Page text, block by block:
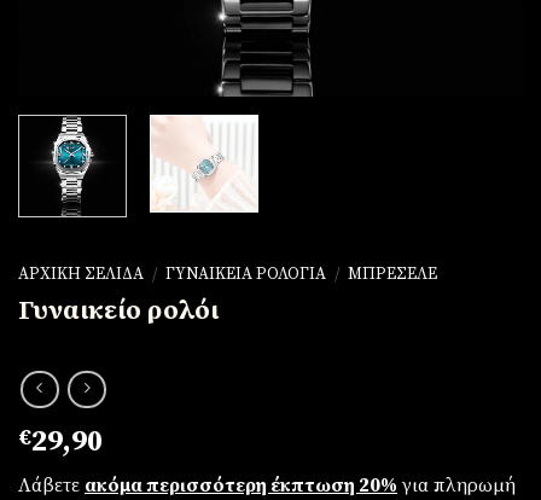
ΑΡΧΙΚΉ ΣΕΛΊΔΑ / ΓΥΝΑΙΚΕΊΑ ΡΟΛΌΓΙΑ / ΜΠΡΕΣΕΛΈ
Γυναικείο ρολόι
€29,90
Λάβετε ακόμα περισσότερη έκπτωση 20% για πληρωμή